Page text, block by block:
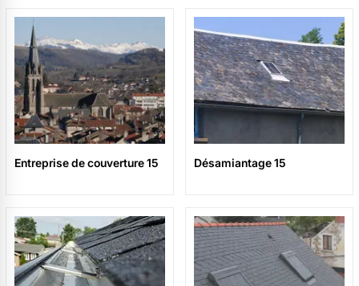
Entreprise de couverture 15 Désamiantage 15